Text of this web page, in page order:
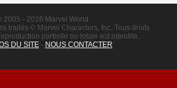
2005 - 2016 Marvel World
traités © Marvel Characters, Inc. Tous droits
partielle ou totale est interdite.
DU SITE- NOUS CONTACTER